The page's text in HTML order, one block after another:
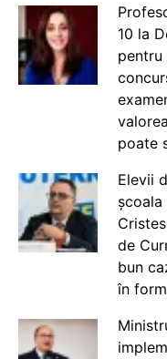
10 la
pentru
poate
Elevii
școala
de
bun
în